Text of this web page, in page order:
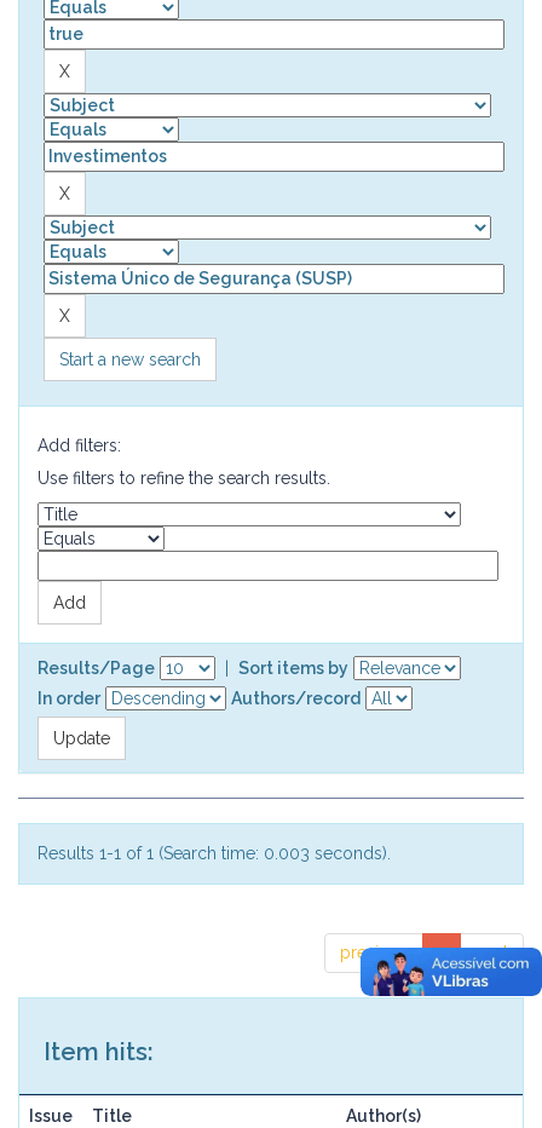
Start a new search
Add filters:
Use filters to refine the search results.
Results/Page
Sort items by
In order
Authors/record
Results 1-1 of 1 (Search time: 0.003 seconds).
previous 1 next
Item hits:
Issue
Title Author(s)